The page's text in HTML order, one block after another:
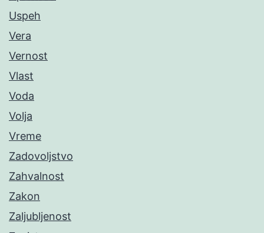
Uspeh
Vera
Vernost
Vlast
Voda
Volja
Vreme
Zadovoljstvo
Zahvalnost
Zakon
Zaljubljenost